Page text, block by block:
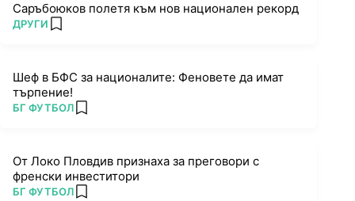
Саръбоюков полетя към нов национален рекорд
ПОВЕЧЕ ОТ
ДРУГИ add favorites
Шеф в БФС за националите: Феновете да имат
търпение!
ПОВЕЧЕ ОТ
БГ ФУТБОЛ add favorites
От Локо Пловдив признаха за преговори с
френски инвеститори
ПОВЕЧЕ ОТ
БГ ФУТБОЛ add favorites